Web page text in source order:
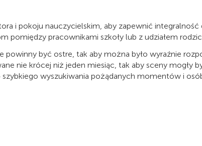
i pokoju nauczycielskim, aby zapewnić integralność
pomiędzy pracownikami szkoły lub z udziałem
być ostre, tak aby można było wyraźnie
nie krócej niż jeden miesiąc, tak aby sceny mogły
wyszukiwania pożądanych momentów i